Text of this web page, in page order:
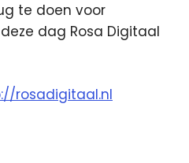
te doen voor
dag Rosa Digitaal
rosadigitaal.nl